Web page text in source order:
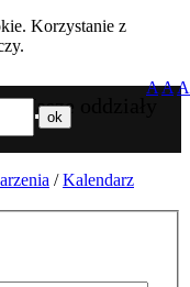
Korzystanie z
Nasze oddziały
AAA
/Kalendarz